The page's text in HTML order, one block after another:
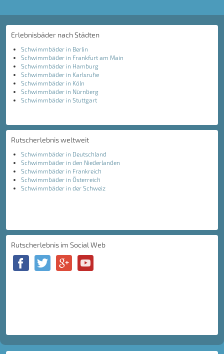
Erlebnisbäder nach Städten
Schwimmbäder in Berlin
Schwimmbäder in Frankfurt am Main
Schwimmbäder in Hamburg
Schwimmbäder in Karlsruhe
Schwimmbäder in Köln
Schwimmbäder in Nürnberg
Schwimmbäder in Stuttgart
Rutscherlebnis weltweit
Schwimmbäder in Deutschland
Schwimmbäder in den Niederlanden
Schwimmbäder in Frankreich
Schwimmbäder in Österreich
Schwimmbäder in der Schweiz
Rutscherlebnis im Social Web